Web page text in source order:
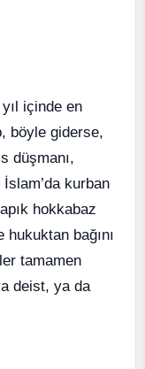
içinde en
böyle giderse,
düşmanı,
kurban
hokkabaz
bağını
tamamen
deist, ya da